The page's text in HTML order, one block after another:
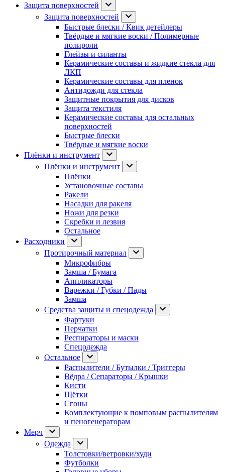
Защита поверхностей
Защита поверхностей
Быстрые блески / Квик детейлеры
Твёрдые и мягкие воски / Полимерные
полироли
Глейзы и силанты
Керамические составы и жидкие стекла для
ЛКП
Керамические составы для пленок
Антидожди для стекла
Защитные покрытия для дисков
Защита текстиля
Керамические составы для остальных
поверхностей
Быстрые блески
Твёрдые и мягкие воски
Плёнки и инструмент
Плёнки и инструмент
Плёнки
Установочные составы
Ракели
Насадки для ракеля
Ножи для резки
Скребки и лезвия
Остальное
Расходники
Протирочный материал
Микрофибры
Замша / Бумага
Аппликаторы
Варежки / Губки / Пады
Замша
Средства защиты и спецодежда
Фартуки
Перчатки
Респираторы и маски
Спецодежда
Остальное
Распылители / Бутылки / Триггеры
Вёдра / Сепараторы / Крышки
Кисти
Щётки
Сгоны
Комплектующие к помповым распылителям
и пеногенераторам
Мерч
Одежда
Толстовки/ветровки/худи
Футболки